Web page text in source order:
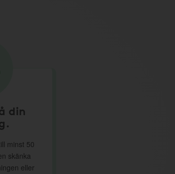
din
minst 50
skänka
eller